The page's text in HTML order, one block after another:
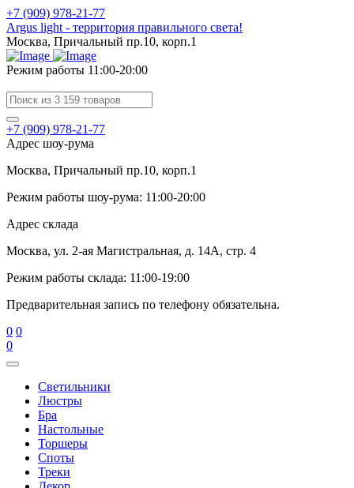
+7 (909) 978-21-77
Argus light - территория правильного света!
Москва, Причальный пр.10, корп.1
Режим работы 11:00-20:00
+7 (909) 978-21-77
Адрес шоу-рума
Москва, Причальный пр.10, корп.1
Режим работы шоу-рума: 11:00-20:00
Адрес склада
Москва, ул. 2-ая Магистральная, д. 14А, стр. 4
Режим работы склада: 11:00-19:00
Предварительная запись по телефону обязательна.
0 0
0
Cветильники
Люстры
Бра
Настольные
Торшеры
Споты
Треки